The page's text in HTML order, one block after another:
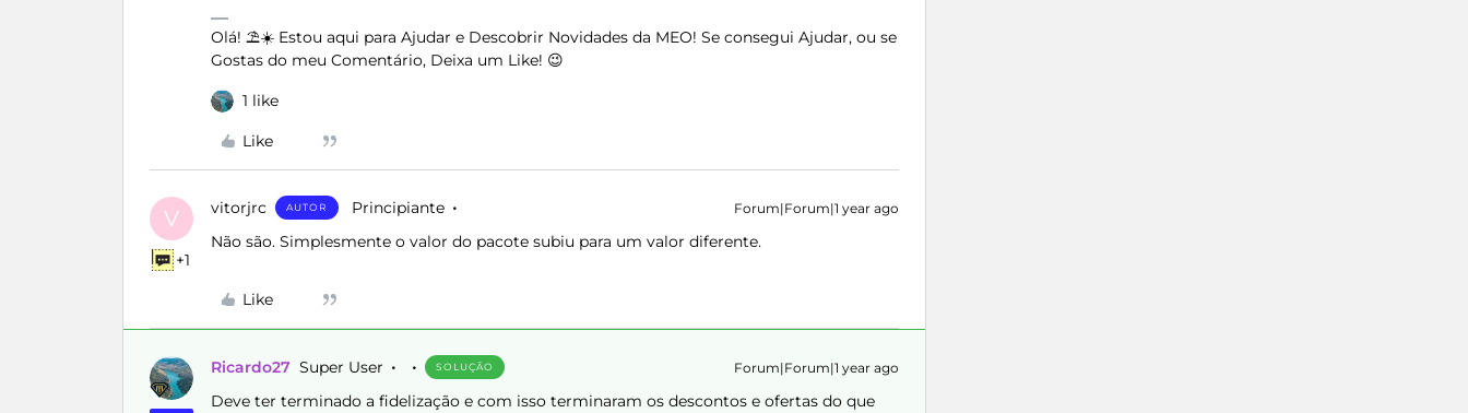
Olá! ⛱️☀️ Estou aqui para Ajudar e Descobrir Novidades da MEO! Se consegui Ajudar, ou se
Gostas do meu Comentário, Deixa um Like! 😉
1 like
Like
V
+1
vitorjrc AUTOR Principiante Forum|Forum|1 year ago
Não são. Simplesmente o valor do pacote subiu para um valor diferente.
Like
Ricardo27 Super User SOLUÇÃO Forum|Forum|1 year ago
Deve ter terminado a fidelização e com isso terminaram os descontos e ofertas do que